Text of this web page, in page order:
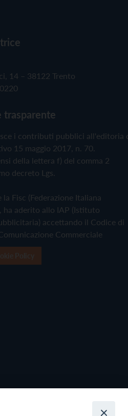
14 – 38122 Trento
trasparente
i contributi pubblici all'editoria
15 maggio 2017, n. 70.
della lettera f) del comma 2
decreto Lgs.
Fisc (Federazione Italiana
ha aderito allo IAP (Istituto
accettando il Codice di
Commerciale